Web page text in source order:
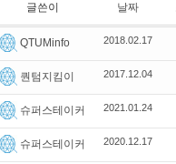
글쓴이 날짜
QTUMinfo 2018.02.17
퀀텀지킴이 2017.12.04
슈퍼스테이커 2021.01.24
슈퍼스테이커 2020.12.17